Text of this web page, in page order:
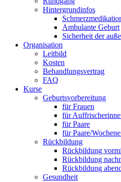
Hintergrundinfos
Ambulante Geburt
Sicherheit der
Organisation
Leitbild
Kosten
Behandlungsvertrag
FAQ
Kurse
Geburtsvorbereitung
für Frauen
für
für Paare
für Paare/
Rückbildung
Rückbildung
Rückbildung
Rückbildung
Gesundheit